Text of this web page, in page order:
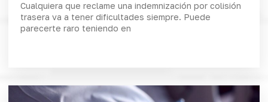
Cualquiera que reclame una indemnización por colisión
trasera va a tener dificultades siempre. Puede
parecerte raro teniendo en